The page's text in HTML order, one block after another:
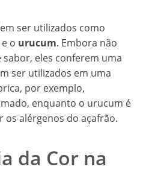
ser utilizados como
e o urucum. Embora não
eles conferem uma
ser utilizados em uma
por exemplo,
enquanto o urucum é
os alérgenos do açafrão.
da Cor na